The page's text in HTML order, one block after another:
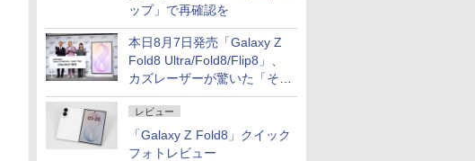
ップ」で再確認を
本日8月7日発売「Galaxy Z
Fold8 Ultra/Fold8/Flip8」、
カズレーザーが驚いた「そば
屋のメニュー並みの薄さ」
レビュー
「Galaxy Z Fold8」クイック
フォトレビュー